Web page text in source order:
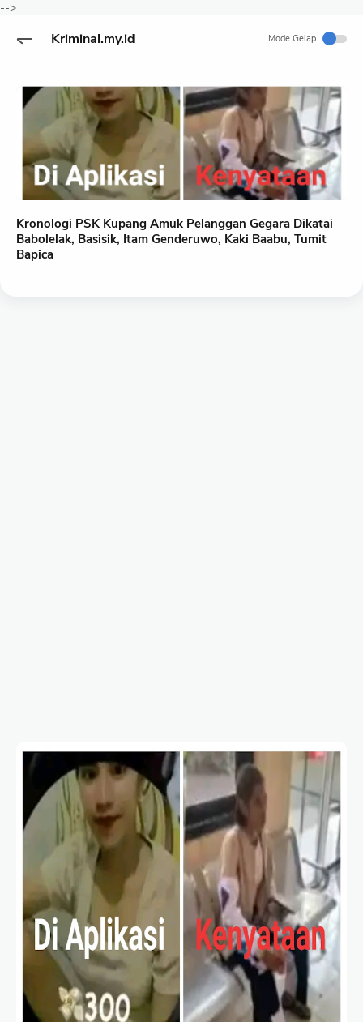
-->
Kriminal.my.id Mode Gelap
Kronologi PSK Kupang Amuk Pelanggan Gegara Dikatai
Babolelak, Basisik, Itam Genderuwo, Kaki Baabu, Tumit
Bapica